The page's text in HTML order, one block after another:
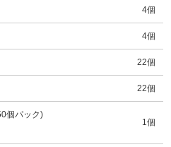
4個
4個
22個
22個
個パック)
1個